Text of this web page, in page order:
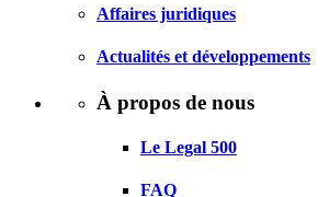
Affaires juridiques
Actualités et développements
À propos de nous
Le Legal 500
FAQ